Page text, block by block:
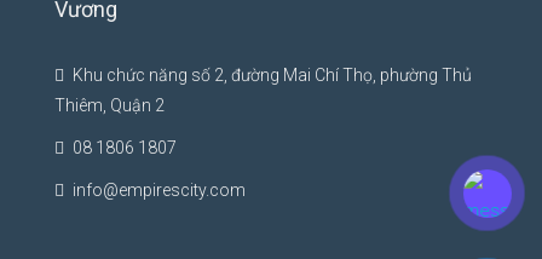
Vương
Khu chức năng số 2, đường Mai Chí Thọ, phường Thủ
Thiêm, Quận 2
08 1806 1807
info@empirescity.com